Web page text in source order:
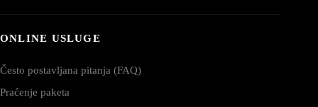
ONLINE USLUGE
Često postavljana pitanja (FAQ)
Praćenje paketa